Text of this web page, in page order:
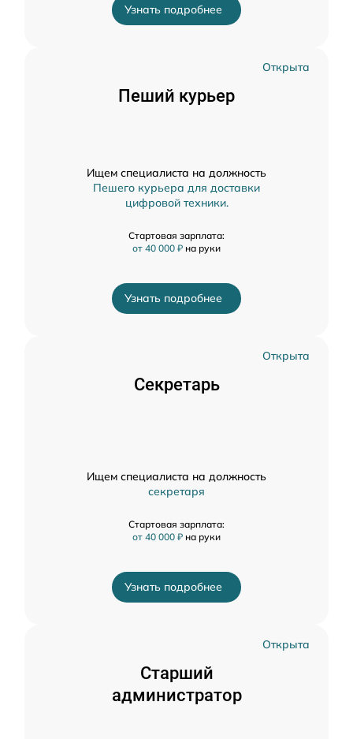
Узнать подробнее
Открыта
Пеший курьер
Ищем специалиста на должность
Пешего курьера для доставки
цифровой техники.
Стартовая зарплата:
от 40 000 ₽ на руки
Узнать подробнее
Открыта
Секретарь
Ищем специалиста на должность
секретаря
Стартовая зарплата:
от 40 000 ₽ на руки
Узнать подробнее
Открыта
Старший
администратор